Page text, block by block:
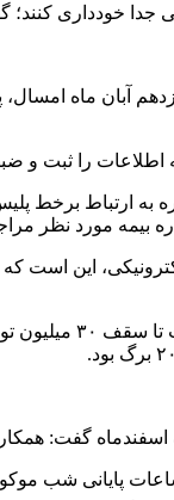
جدا خودداری
آبان ماه
را ثبت و ضبط
به ارتباط برخط
بیمه مورد نظر
این است که
اسفندماه گفت:
پایانی شب